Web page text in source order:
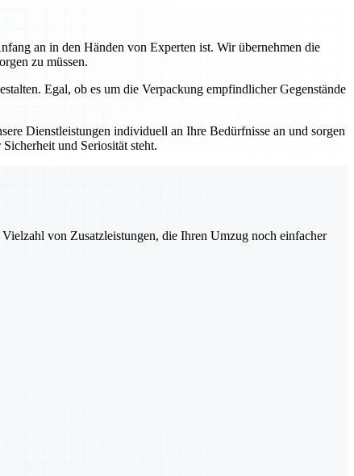
an in den Händen von Experten ist. Wir übernehmen die
zu müssen.
Egal, ob es um die Verpackung empfindlicher Gegenstände
Dienstleistungen individuell an Ihre Bedürfnisse an und sorgen
und Seriosität steht.
von Zusatzleistungen, die Ihren Umzug noch einfacher